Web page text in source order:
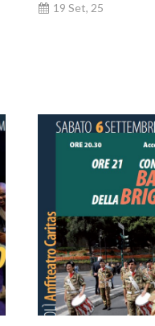
19 Set, 25